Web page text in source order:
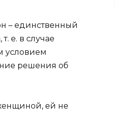
– единственный
е. в случае
условием
решения об
ей не